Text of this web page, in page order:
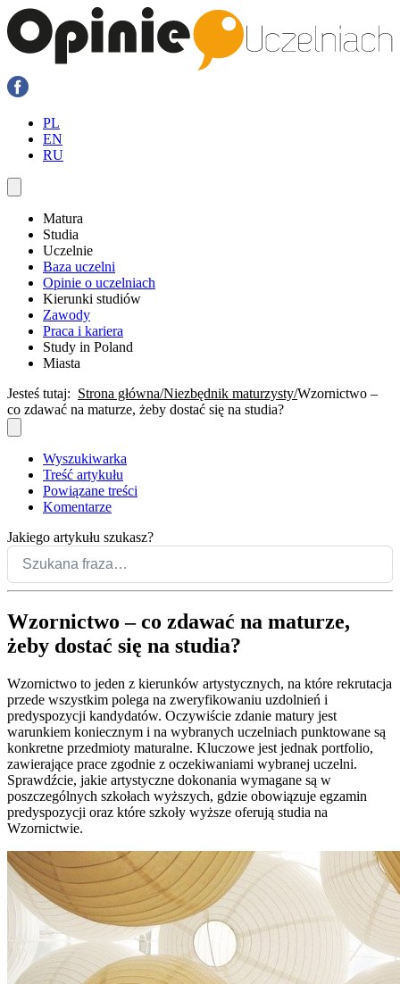
PL
EN
RU
Matura
Studia
Uczelnie
Baza uczelni
Opinie o uczelniach
Kierunki studiów
Zawody
Praca i kariera
Study in Poland
Miasta
Jesteś tutaj: Strona główna Niezbędnik maturzysty Wzornictwo –
co zdawać na maturze, żeby dostać się na studia?
Wyszukiwarka
Treść artykułu
Powiązane treści
Komentarze
Jakiego artykułu szukasz?
Wzornictwo – co zdawać na maturze,
żeby dostać się na studia?
Wzornictwo to jeden z kierunków artystycznych, na które rekrutacja
przede wszystkim polega na zweryfikowaniu uzdolnień i
predyspozycji kandydatów. Oczywiście zdanie matury jest
warunkiem koniecznym i na wybranych uczelniach punktowane są
konkretne przedmioty maturalne. Kluczowe jest jednak portfolio,
zawierające prace zgodnie z oczekiwaniami wybranej uczelni.
Sprawdźcie, jakie artystyczne dokonania wymagane są w
poszczególnych szkołach wyższych, gdzie obowiązuje egzamin
predyspozycji oraz które szkoły wyższe oferują studia na
Wzornictwie.